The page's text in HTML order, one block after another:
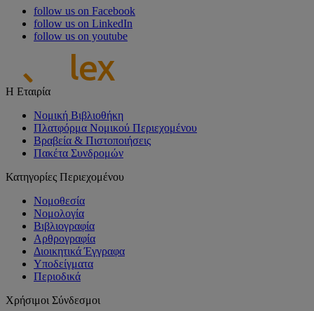
follow us on Facebook
follow us on LinkedIn
follow us on youtube
Η Εταιρία
Νομική Βιβλιοθήκη
Πλατφόρμα Νομικού Περιεχομένου
Βραβεία & Πιστοποιήσεις
Πακέτα Συνδρομών
Κατηγορίες Περιεχομένου
Νομοθεσία
Νομολογία
Βιβλιογραφία
Αρθρογραφία
Διοικητικά Έγγραφα
Υποδείγματα
Περιοδικά
Χρήσιμοι Σύνδεσμοι